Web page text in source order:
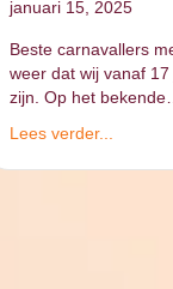
januari 15, 2025
Beste carnavallers
weer dat wij vanaf
zijn. Op het bekende…
Lees verder...